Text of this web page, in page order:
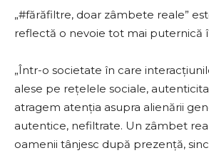
„#fărăfiltre, doar zâmbete reale”
reflectă o nevoie tot mai puternică
„Într-o societate în care
alese pe rețelele sociale,
atragem atenția asupra alienării
autentice, nefiltrate. Un zâmbet
oamenii tânjesc după prezență,